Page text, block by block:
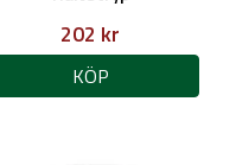
202 kr
KÖP